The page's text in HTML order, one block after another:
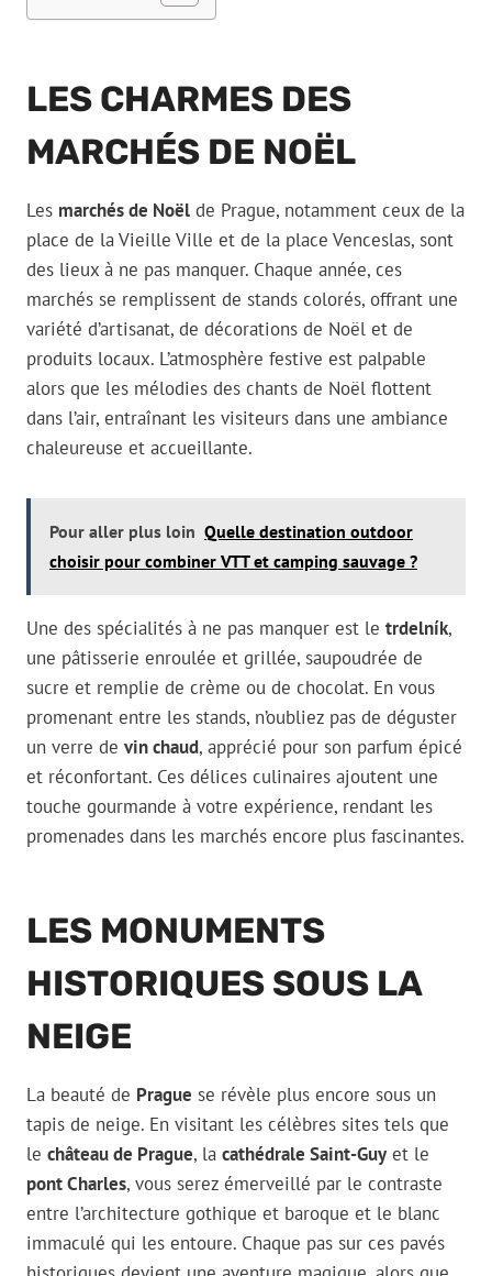
LES CHARMES DES
MARCHÉS DE NOËL
Les marchés de Noël de Prague, notamment ceux de la
place de la Vieille Ville et de la place Venceslas, sont
des lieux à ne pas manquer. Chaque année, ces
marchés se remplissent de stands colorés, offrant une
variété d’artisanat, de décorations de Noël et de
produits locaux. L’atmosphère festive est palpable
alors que les mélodies des chants de Noël flottent
dans l’air, entraînant les visiteurs dans une ambiance
chaleureuse et accueillante.
Pour aller plus loin Quelle destination outdoor
choisir pour combiner VTT et camping sauvage ?
Une des spécialités à ne pas manquer est le trdelník,
une pâtisserie enroulée et grillée, saupoudrée de
sucre et remplie de crème ou de chocolat. En vous
promenant entre les stands, n’oubliez pas de déguster
un verre de vin chaud, apprécié pour son parfum épicé
et réconfortant. Ces délices culinaires ajoutent une
touche gourmande à votre expérience, rendant les
promenades dans les marchés encore plus fascinantes.
LES MONUMENTS
HISTORIQUES SOUS LA
NEIGE
La beauté de Prague se révèle plus encore sous un
tapis de neige. En visitant les célèbres sites tels que
le château de Prague, la cathédrale Saint-Guy et le
pont Charles, vous serez émerveillé par le contraste
entre l’architecture gothique et baroque et le blanc
immaculé qui les entoure. Chaque pas sur ces pavés